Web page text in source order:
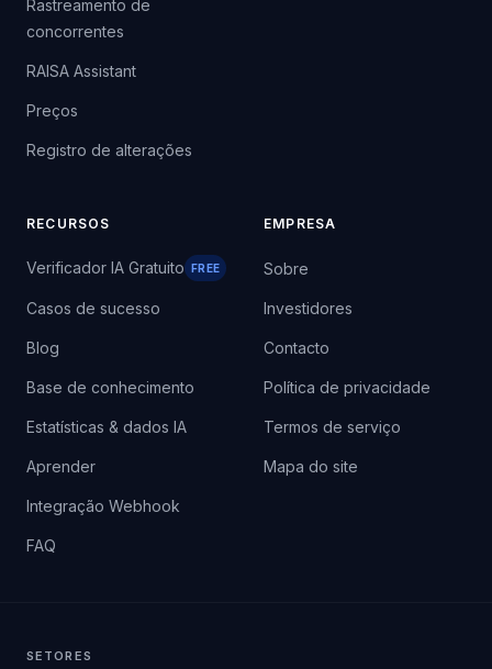
Rastreamento de
concorrentes
RAISA Assistant
Preços
Registro de alterações
RECURSOS
Verificador IA Gratuito FREE
Casos de sucesso
Blog
Base de conhecimento
Estatísticas & dados IA
Aprender
Integração Webhook
FAQ
EMPRESA
Sobre
Investidores
Contacto
Política de privacidade
Termos de serviço
Mapa do site
SETORES